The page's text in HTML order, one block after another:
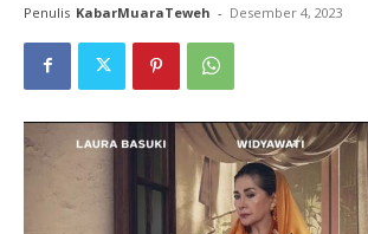
Penulis KabarMuaraTeweh - Desember 4, 2023